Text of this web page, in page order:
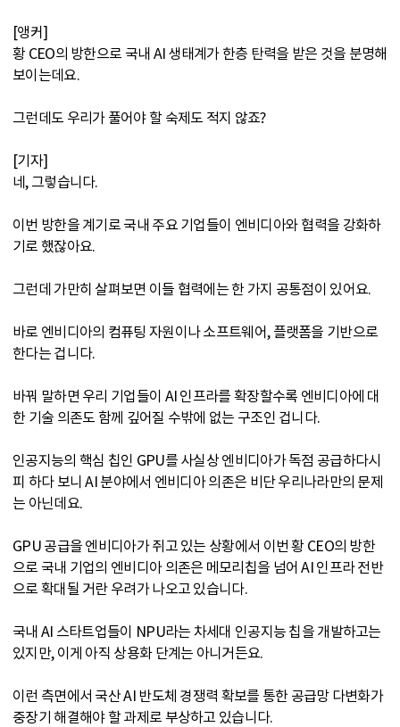
[앵커]
황 CEO의 방한으로 국내 AI 생태계가 한층 탄력을 받은 것을 분명해
보이는데요.
그런데도 우리가 풀어야 할 숙제도 적지 않죠?
[기자]
네, 그렇습니다.
이번 방한을 계기로 국내 주요 기업들이 엔비디아와 협력을 강화하
기로 했잖아요.
그런데 가만히 살펴보면 이들 협력에는 한 가지 공통점이 있어요.
바로 엔비디아의 컴퓨팅 자원이나 소프트웨어, 플랫폼을 기반으로
한다는 겁니다.
바꿔 말하면 우리 기업들이 AI 인프라를 확장할수록 엔비디아에 대
한 기술 의존도 함께 깊어질 수밖에 없는 구조인 겁니다.
인공지능의 핵심 칩인 GPU를 사실상 엔비디아가 독점 공급하다시
피 하다 보니 AI 분야에서 엔비디아 의존은 비단 우리나라만의 문제
는 아닌데요.
GPU 공급을 엔비디아가 쥐고 있는 상황에서 이번 황 CEO의 방한
으로 국내 기업의 엔비디아 의존은 메모리칩을 넘어 AI 인프라 전반
으로 확대될 거란 우려가 나오고 있습니다.
국내 AI 스타트업들이 NPU라는 차세대 인공지능 칩을 개발하고는
있지만, 이게 아직 상용화 단계는 아니거든요.
이런 측면에서 국산 AI 반도체 경쟁력 확보를 통한 공급망 다변화가
중장기 해결해야 할 과제로 부상하고 있습니다.